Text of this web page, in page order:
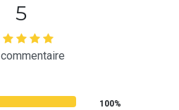
5
commentaire
100%